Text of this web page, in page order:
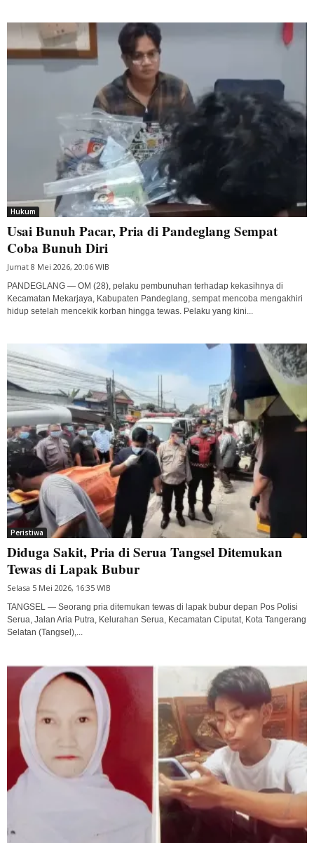
Hukum
Usai Bunuh Pacar, Pria di Pandeglang Sempat
Coba Bunuh Diri
Jumat 8 Mei 2026, 20:06 WIB
PANDEGLANG — OM (28), pelaku pembunuhan terhadap kekasihnya di
Kecamatan Mekarjaya, Kabupaten Pandeglang, sempat mencoba mengakhiri
hidup setelah mencekik korban hingga tewas. Pelaku yang kini...
Peristiwa
Diduga Sakit, Pria di Serua Tangsel Ditemukan
Tewas di Lapak Bubur
Selasa 5 Mei 2026, 16:35 WIB
TANGSEL — Seorang pria ditemukan tewas di lapak bubur depan Pos Polisi
Serua, Jalan Aria Putra, Kelurahan Serua, Kecamatan Ciputat, Kota Tangerang
Selatan (Tangsel),...